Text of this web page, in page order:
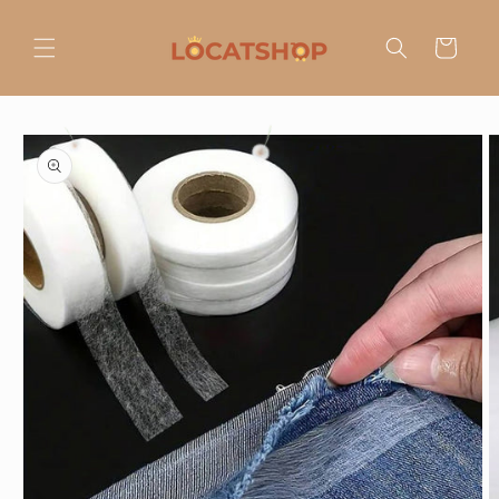
al contenido
Carrito
directamente
a la
información
del producto